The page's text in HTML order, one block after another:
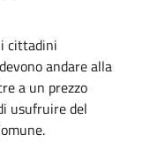
cittadini
andare alla
a un prezzo
usufruire del